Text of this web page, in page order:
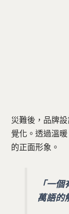
災難後，品牌
覺化。透過溫
的正面形象。
「一
萬語的